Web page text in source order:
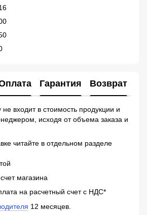
Гарантия Возврат
не входит в стоимость продукции и
исходя от объема заказа и
читайте в отдельном разделе
магазина
на расчетный счет с НДС*
12 месяцев.